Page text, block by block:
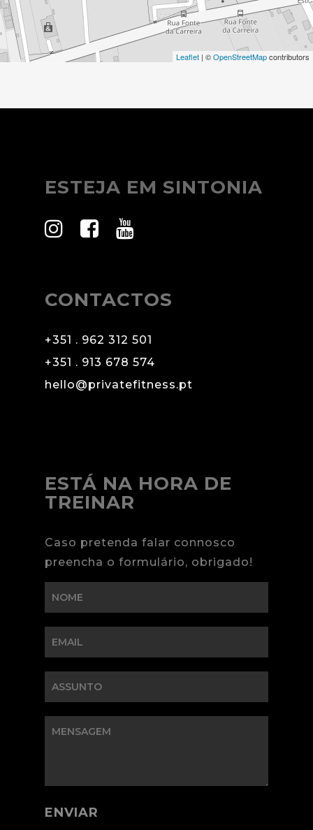
Leaflet | ©OpenStreetMapcontributors
ESTEJA EM SINTONIA
CONTACTOS
+351 . 962 312 501
+351 . 913 678 574
hello@privatefitness.pt
ESTÁ NA HORA DE
TREINAR
Caso pretenda falar connosco
preencha o formulário, obrigado!